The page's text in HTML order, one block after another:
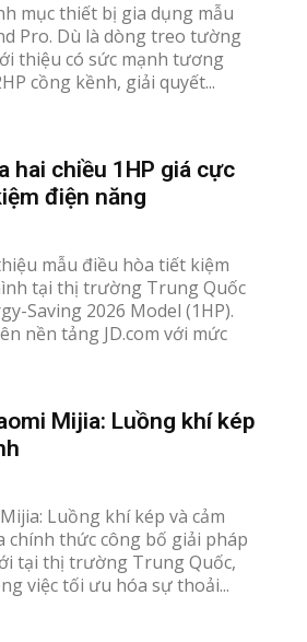
mục thiết bị gia dụng mẫu
Pro. Dù là dòng treo tường
thiệu có sức mạnh tương
cồng kềnh, giải quyết...
hai chiều 1HP giá cực
điện năng
mẫu điều hòa tiết kiệm
tại thị trường Trung Quốc
Saving 2026 Model (1HP).
nền tảng JD.com với mức
Mijia: Luồng khí kép
Luồng khí kép và cảm
tại thị trường Trung Quốc,
việc tối ưu hóa sự thoải...